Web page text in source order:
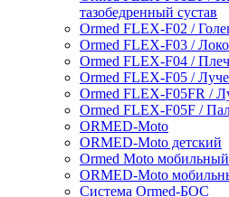
тазобедренный сустав
Ormed FLEX-F02 /
Ormed FLEX-F03 /
Ormed FLEX-F04 /
Ormed FLEX-F05 /
Ormed FLEX-F05FR /
Ormed FLEX-F05F /
ORMED-Moto
ORMED-Moto детский
Ormed Moto мобильный
ORMED-Moto
Система Ormed-БОС